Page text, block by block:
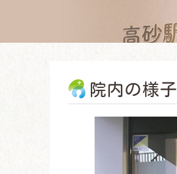
院内の様子